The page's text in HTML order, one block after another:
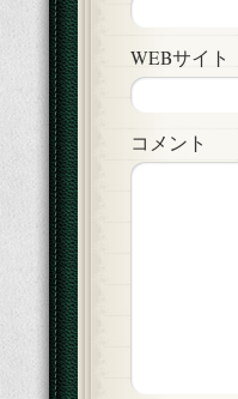
WEBサイト
コメント